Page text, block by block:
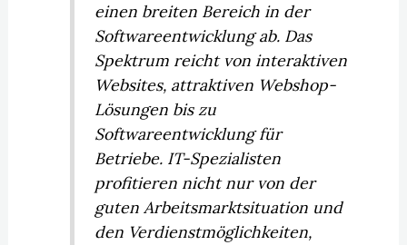
einen breiten Bereich in der
Softwareentwicklung ab. Das
Spektrum reicht von interaktiven
Websites, attraktiven Webshop-
Lösungen bis zu
Softwareentwicklung für
Betriebe. IT-Spezialisten
profitieren nicht nur von der
guten Arbeitsmarktsituation und
den Verdienstmöglichkeiten,